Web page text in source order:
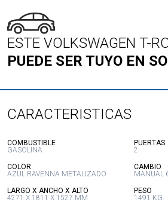
ESTE VOLKSWAGEN T-
PUEDE SER TUYO EN
CARACTERISTICAS
COMBUSTIBLE:
GASOLINA
PUERTAS:
2
COLOR
AZUL RAVENNA METALIZADO
CAMBIO
MANUAL
LARGO X ANCHO X ALTO
4271 X 1811 X 1527 MM
PESO
1491 KG.